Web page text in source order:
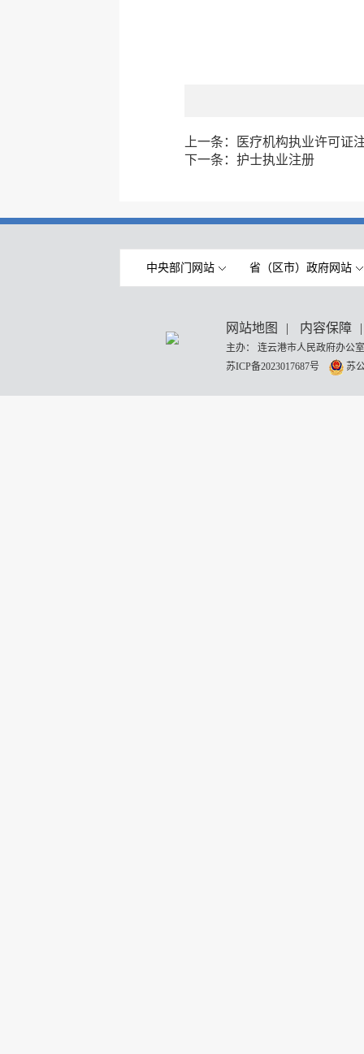
上一条：
医疗机构执业许可证
下一条： 护士执业注册
中央部门网站 省（区市）政府网站
网站地图 | 内容保障 |
主办： 连云港市人民政府办
苏ICP备2023017687号
苏